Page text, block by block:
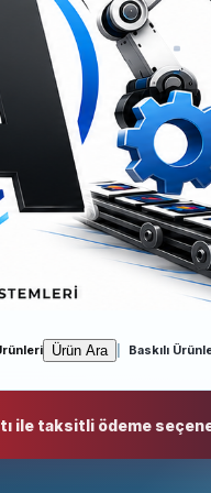
Ürün Ara Baskılı
ile taksitli ödeme